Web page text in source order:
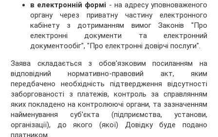
в електронній формі - на адресу уповноваженого
органу через приватну частину електронного
кабінету з дотриманням вимог Законів "Про
електронні документи та електронний
документообіг", "Про електронні довірчі послуги".
Заява складається з обов'язковим посиланням на
відповідний нормативно-правовий акт, яким
передбачено необхідність підтвердження відсутності
заборгованості з платежів, контроль за справлянням
яких покладено на контролюючі органи, та зазначенням
найменування суб'єкта (підприємства, установи,
організації), до якого (якої) Довідку буде подано
платником.